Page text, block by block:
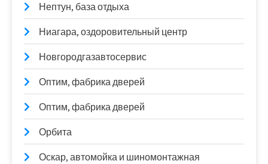
Нептун, база отдыха
Ниагара, оздоровительный центр
Новгородгазавтосервис
Оптим, фабрика дверей
Оптим, фабрика дверей
Орбита
Оскар, автомойка и шиномонтажная